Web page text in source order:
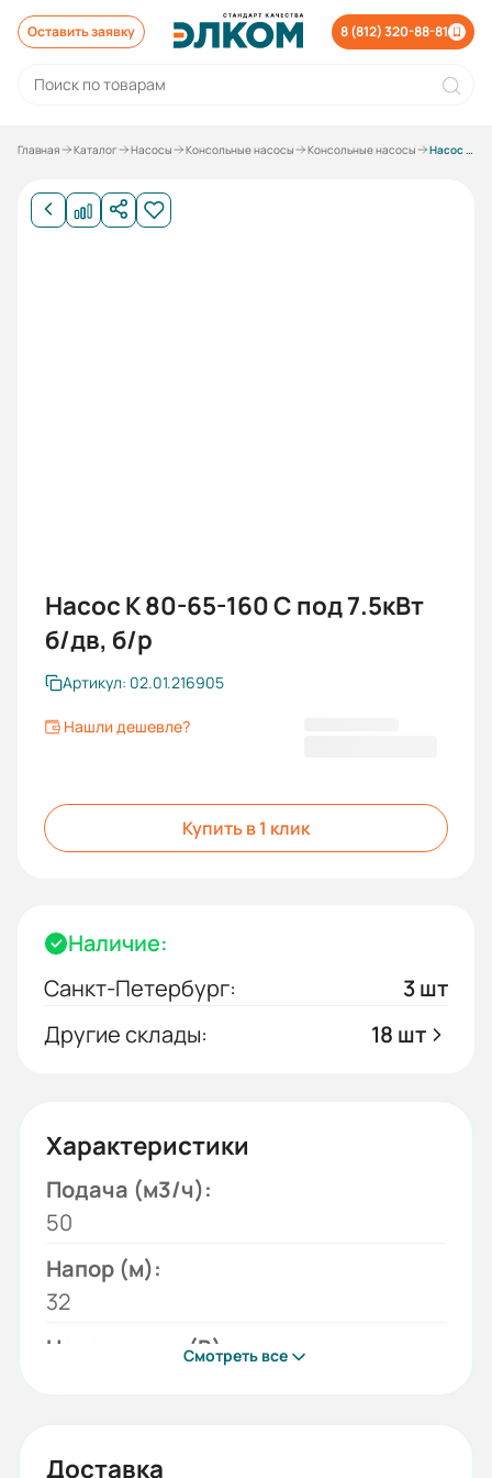
Оставить заявку 8 (812) 320-88-81
Главная Каталог Насосы Консольные насосы Консольные насосы Насос К 80-65-160 С под 7,5 кВт без электродвигателя без рамы
Насос К 80-65-160 С под 7.5кВт
б/дв, б/р
Артикул: 02.01.216905
Нашли дешевле?
Купить в 1 клик
Наличие:
Санкт-Петербург:
3 шт
Другие склады:
18 шт
Характеристики
Подача (м3/ч):
50
Напор (м):
32
Напряжение (В):
К
Смотреть все
Доставка